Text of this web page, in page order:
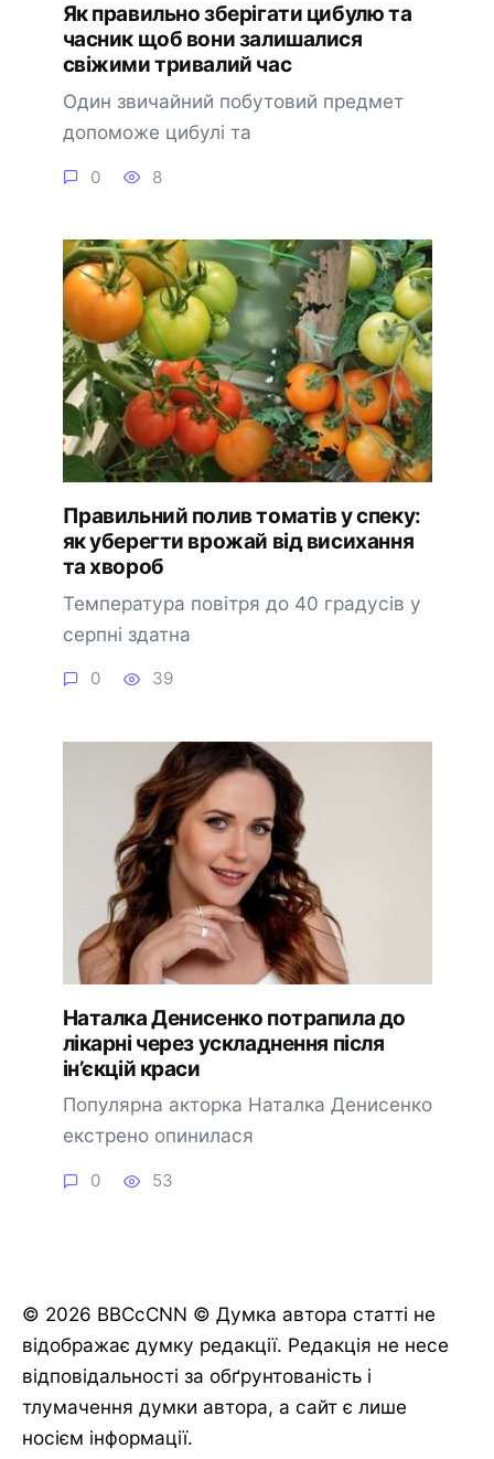
Як правильно зберігати цибулю та
часник щоб вони залишалися
свіжими тривалий час
Один звичайний побутовий предмет
допоможе цибулі та
0 8
Правильний полив томатів у спеку:
як уберегти врожай від висихання
та хвороб
Температура повітря до 40 градусів у
серпні здатна
0 39
Наталка Денисенко потрапила до
лікарні через ускладнення після
ін’єкцій краси
Популярна акторка Наталка Денисенко
екстрено опинилася
0 53
© 2026 BBCcCNN © Думка автора статті не
відображає думку редакції. Редакція не несе
відповідальності за обґрунтованість і
тлумачення думки автора, а сайт є лише
носієм інформації.